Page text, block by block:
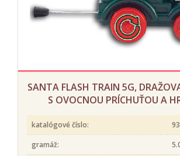
SANTA FLASH TRAIN 5G,
S OVOCNOU PRÍCHUŤOU A
katalógové číslo:
gramáž: